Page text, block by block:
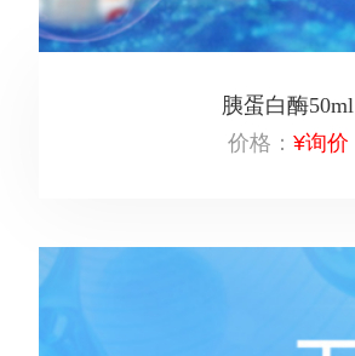
胰蛋白酶50ml
价格： ¥询价